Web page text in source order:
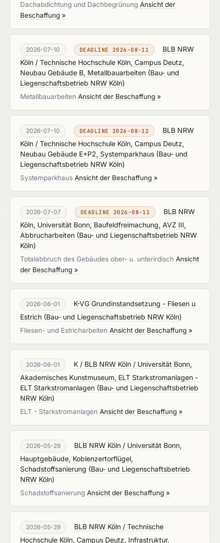
Dachabdichtung und Dachbegrünung Ansicht der
Beschaffung »
2026-07-10 DEADLINE 2026-08-11
BLB NRW
Köln / Technische Hochschule Köln, Campus Deutz,
Neubau Gebäude B, Metallbauarbeiten (Bau- und
Liegenschaftsbetrieb NRW Köln)
Metallbauarbeiten Ansicht der Beschaffung »
2026-07-10 DEADLINE 2026-08-12
BLB NRW
Köln / Technische Hochschule Köln, Campus Deutz,
Neubau Gebäude E+P2, Systemparkhaus (Bau- und
Liegenschaftsbetrieb NRW Köln)
Systemparkhaus Ansicht der Beschaffung »
2026-07-07 DEADLINE 2026-08-11
BLB NRW
Köln, Universität Bonn, Baufeldfreimachung, AVZ III,
Abbrucharbeiten (Bau- und Liegenschaftsbetrieb NRW
Köln)
Totalabbruch des Gebäudes ober- u. unterirdisch Ansicht
der Beschaffung »
2026-06-01
K-VG Grundinstandsetzung - Fliesen u
Estrich (Bau- und Liegenschaftsbetrieb NRW Köln)
Fliesen- und Estricharbeiten Ansicht der Beschaffung »
2026-06-01
K / BLB NRW Köln / Universität Bonn,
Akademisches Kunstmuseum, ELT Starkstromanlagen -
ELT Starkstromanlagen (Bau- und Liegenschaftsbetrieb
NRW Köln)
ELT - Starkstromanlagen Ansicht der Beschaffung »
2026-05-29
BLB NRW Köln / Universität Bonn,
Hauptgebäude, Koblenzertorflügel,
Schadstoffsanierung (Bau- und Liegenschaftsbetrieb
NRW Köln)
Schadstoffsanierung Ansicht der Beschaffung »
2026-05-29
BLB NRW Köln / Technische
Hochschule Köln, Campus Deutz, Infrastruktur,